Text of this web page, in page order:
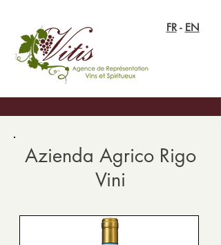
FR- EN
Azienda Agrico Rigo
Vini